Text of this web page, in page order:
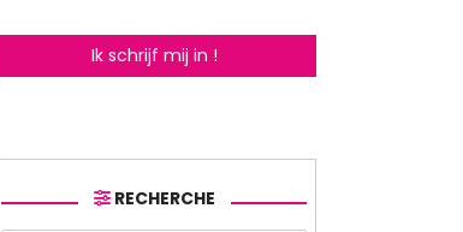
Ik schrijf mij in !
RECHERCHE